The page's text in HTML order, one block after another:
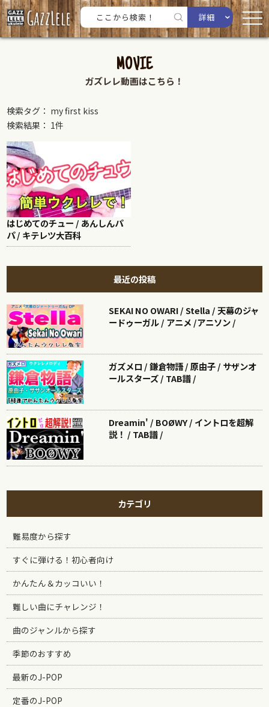
詳細
MOVIE
ガズレレ動画はこちら！
検索タグ： my first kiss
検索結果： 1件
はじめてのチュー / あんしんパ
パ / キテレツ大百科
最近の投稿
SEKAI NO OWARI / Stella / 天幕のジャ
ードゥーガル / アニメ /アニソン /
ガズメロ / 鎌倉物語 / 原由子 / サザンオ
ールスターズ / TAB譜 /
Dreamin' / BOØWY / イントロを超解
説！ / TAB譜 /
カテゴリ
難易度から探す
すぐに弾ける！初心者向け
かんたん＆カッコいい！
難しい曲にチャレンジ！
曲のジャンルから探す
季節のおすすめ
最新のJ-POP
定番のJ-POP